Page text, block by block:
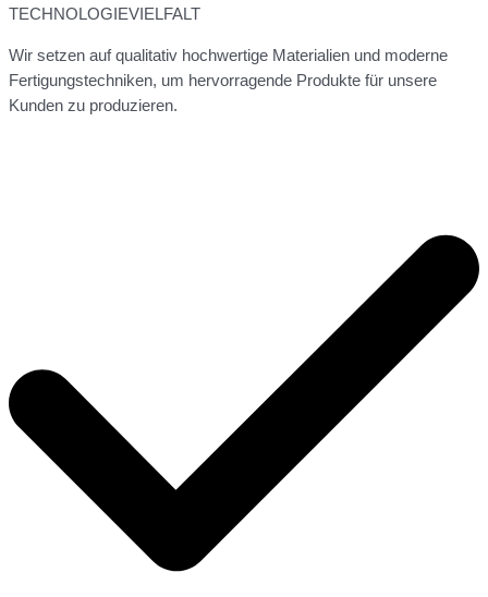
TECHNOLOGIEVIELFALT
Wir setzen auf qualitativ hochwertige Materialien und moderne
Fertigungstechniken, um hervorragende Produkte für unsere
Kunden zu produzieren.